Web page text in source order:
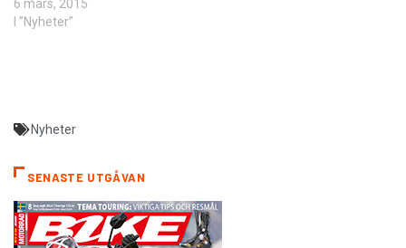
6 mars, 2015
I ”Nyheter”
Nyheter
SENASTE UTGÅVAN